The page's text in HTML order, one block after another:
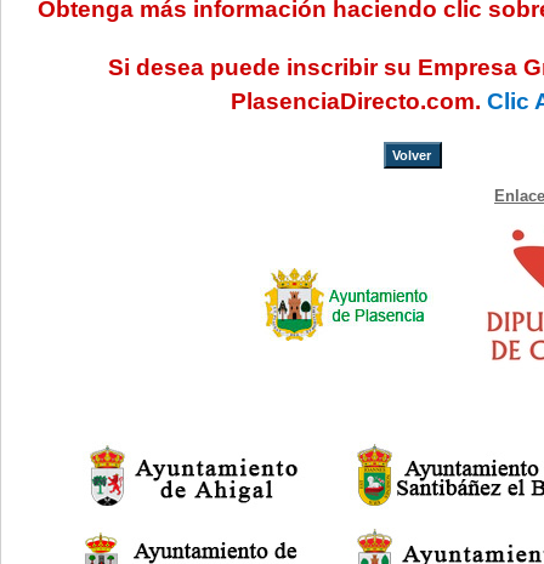
Obtenga más información haciendo clic
Si desea puede inscribir su Empresa
PlasenciaDirecto.com.Clic
Volver